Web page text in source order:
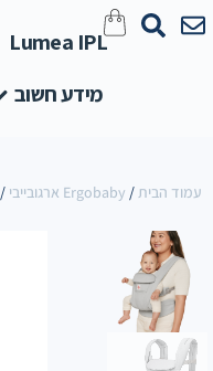
Lumea IPL
מידע חשוב
עמוד הבית/ Ergobaby ארגובייבי /